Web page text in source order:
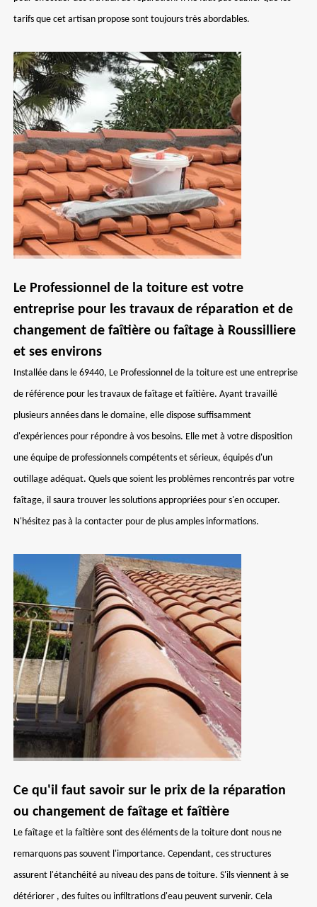
tarifs que cet artisan propose sont toujours très abordables.
Le Professionnel de la toiture est votre
entreprise pour les travaux de réparation et de
changement de faîtière ou faîtage à Roussilliere
et ses environs
Installée dans le 69440, Le Professionnel de la toiture est une entreprise
de référence pour les travaux de faîtage et faîtière. Ayant travaillé
plusieurs années dans le domaine, elle dispose suffisamment
d'expériences pour répondre à vos besoins. Elle met à votre disposition
une équipe de professionnels compétents et sérieux, équipés d'un
outillage adéquat. Quels que soient les problèmes rencontrés par votre
faîtage, il saura trouver les solutions appropriées pour s'en occuper.
N'hésitez pas à la contacter pour de plus amples informations.
Ce qu'il faut savoir sur le prix de la réparation
ou changement de faîtage et faîtière
Le faîtage et la faîtière sont des éléments de la toiture dont nous ne
remarquons pas souvent l'importance. Cependant, ces structures
assurent l'étanchéité au niveau des pans de toiture. S'ils viennent à se
détériorer , des fuites ou infiltrations d'eau peuvent survenir. Cela